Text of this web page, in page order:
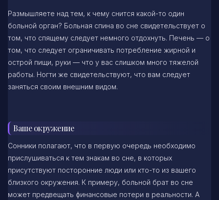
Размышляете над тем, к чему снится какой-то один
больной орган? Больная спина во сне свидетельствует о
том, что спящему следует немного отдохнуть. Печень — о
том, что следует ограничивать потребление жирной и
острой пищи, руки — что у вас слишком много тяжелой
работы. Ногти же свидетельствуют, что вам следует
заняться своим внешним видом.
Ваше окружение
Сонники полагают, что в первую очередь необходимо
прислушиваться к тем знакам во сне, в которых
присутствуют посторонние люди или кто-то из вашего
близкого окружения. К примеру, больной брат во сне
может предвещать финансовые потери в реальности. А